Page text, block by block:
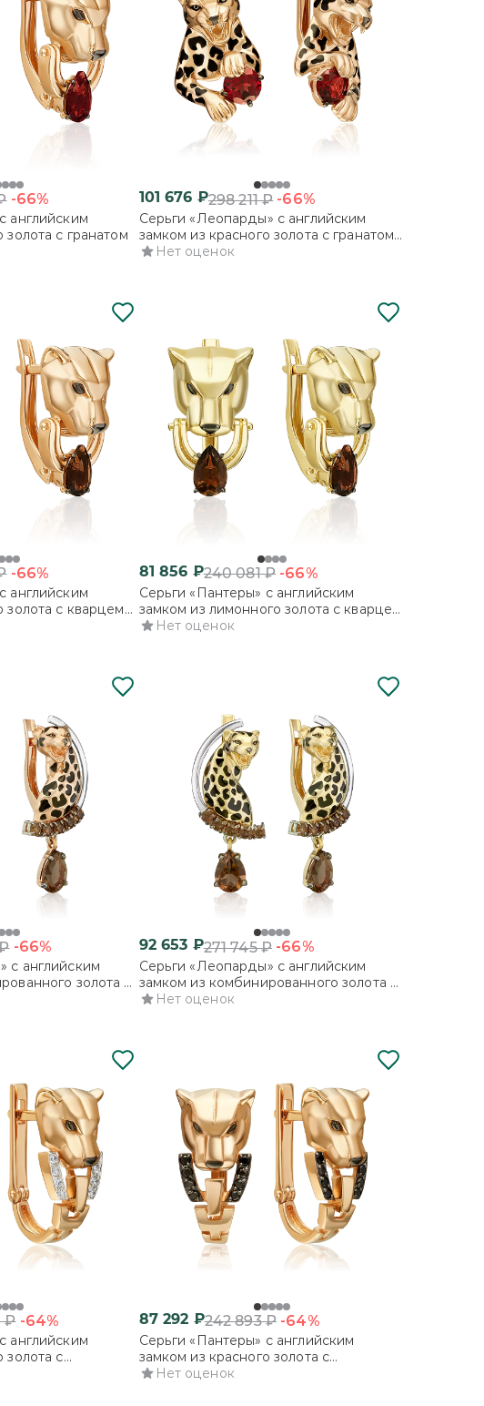
-66%
английским
золота с гранатом
101 676 ₽298 211₽ -66%
Серьги «Леопарды» с английским
замком из красного золота с гранатом
и эмалью
Нет оценок
-66%
английским
золота с кварцем
81 856 ₽240 081₽ -66%
Серьги «Пантеры» с английским
замком из лимонного золота с кварцем
дымчатым
Нет оценок
-66%
с английским
золота с
эмалью
92 653 ₽271 745₽ -66%
Серьги «Леопарды» с английским
замком из комбинированного золота с
кварцем дымчатым и эмалью
Нет оценок
₽ -64%
английским
золота с
87 292 ₽242 893₽ -64%
Серьги «Пантеры» с английским
замком из красного золота с
фианитами
Нет оценок